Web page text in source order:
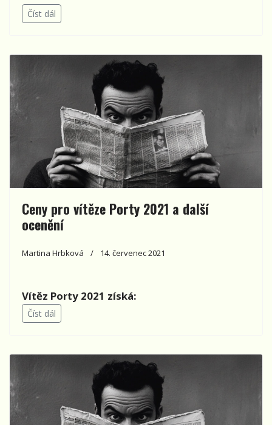
Číst dál
Ceny pro vítěze Porty 2021 a další
ocenění
Martina Hrbková 14. červenec 2021
Vítěz Porty 2021 získá:
Číst dál